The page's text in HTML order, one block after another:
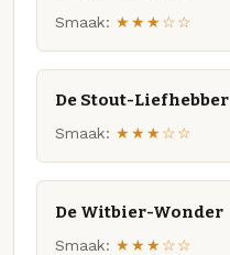
Smaak: ★★★☆☆
De Stout-Liefhebber
Smaak: ★★★☆☆
De Witbier-Wonder
Smaak: ★★★☆☆